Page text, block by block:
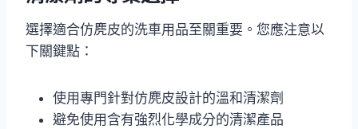
選擇適合仿麂皮的洗車用品至關重要。您應注意以
下關鍵點：
使用專門針對仿麂皮設計的溫和清潔劑
避免使用含有強烈化學成分的清潔產品